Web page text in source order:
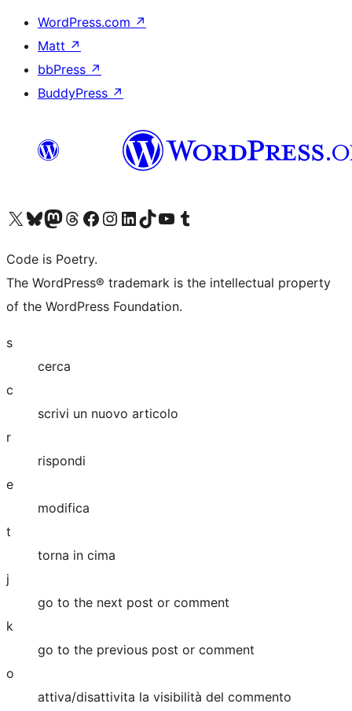
WordPress.com ↗
Matt ↗
bbPress ↗
BuddyPress ↗
Visita il nostro account X (ex Twitter)
Visita il nostro account Bluesky
Visita il nostro account Mastodon
Visita il nostro account Threads
Visita la nostra pagina Facebook
Visita il nostro account Instagram
Visita il nostro account LinkedIn
Visita il nostro account TikTok
Visita il nostro canale YouTube
Visita il nostro account Tumblr
Code is Poetry.
The WordPress® trademark is the intellectual property
of the WordPress Foundation.
s
cerca
c
scrivi un nuovo articolo
r
rispondi
e
modifica
t
torna in cima
j
go to the next post or comment
k
go to the previous post or comment
o
attiva/disattivita la visibilità del commento